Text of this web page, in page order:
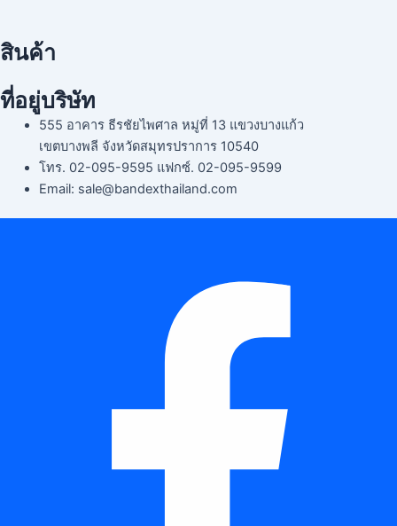
สินค้า
ที่อยู่บริษัท
555 อาคาร ธีรชัยไพศาล หมู่ที่ 13 แขวงบางแก้ว
เขตบางพลี จังหวัดสมุทรปราการ 10540
โทร. 02-095-9595 แฟกซ์. 02-095-9599
Email: sale@bandexthailand.com